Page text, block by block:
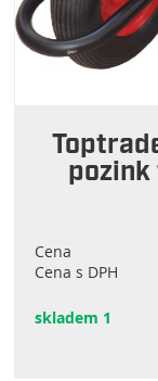
pozink
Cena
Cena s DPH
skladem 1